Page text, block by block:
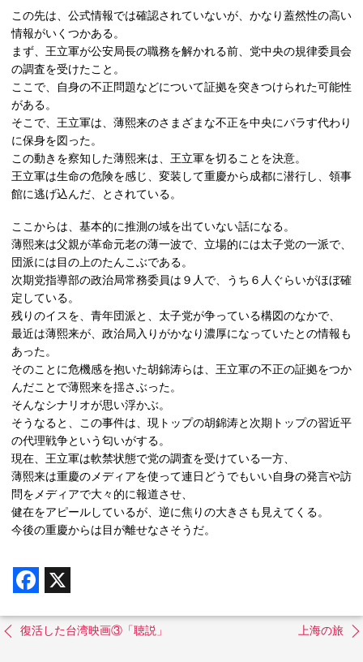
この先は、公式情報では確認されていないが、かなり蓋然性の高い
情報がいくつかある。
まず、王立軍が公安局長の職務を解かれる前、党中央の規律委員会
の調査を受けたこと。
ここで、自身の不正問題などについて証拠を突きつけられた可能性
がある。
そこで、王立軍は、薄熙来のさまざまな不正を中央にバラす代わり
に保身を図った。
この動きを察知した薄熙来は、王立軍を切ることを決意。
王立軍は生命の危険を感じ、変装して重慶から成都に潜行し、領事
館に逃げ込んだ、とされている。
ここからは、基本的に推測の域を出ていない話になる。
薄熙来は父親が革命元老の薄一波で、立場的には太子党の一派で、
団派には目の上のたんこぶである。
次期党指導部の政治局常務委員は９人で、うち６人ぐらいがほぼ確
定している。
残りのイスを、青年団派と、太子党が争っている構図のなかで、
最近は薄熙来が、政治局入りがかなり濃厚になっていたとの情報も
あった。
そのことに危機感を抱いた胡錦涛らは、王立軍の不正の証拠をつか
んだことで薄熙来を揺さぶった。
そんなシナリオが思い浮かぶ。
そうなると、この事件は、現トップの胡錦涛と次期トップの習近平
の代理戦争という匂いがする。
現在、王立軍は軟禁状態で党の調査を受けている一方、
薄熙来は重慶のメディアを使って連日どうでもいい自身の発言や訪
問をメディアで大々的に報道させ、
健在をアピールしているが、逆に焦りの大きさも見えてくる。
今後の重慶からは目が離せなさそうだ。
b
o
復活した台湾映画③「聴説」 上海の旅